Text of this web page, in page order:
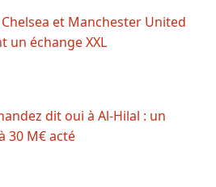
et Manchester United
un échange XXL
dit oui à Al-Hilal : un
30 M€ acté